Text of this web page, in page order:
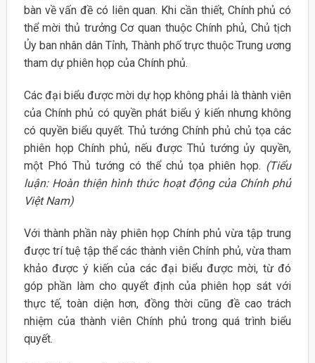
bàn về vấn đề có liên quan. Khi cần thiết, Chính phủ có
thể mời thủ trưởng Cơ quan thuộc Chính phủ, Chủ tịch
Ủy ban nhân dân Tỉnh, Thành phố trực thuộc Trung ương
tham dự phiên họp của Chính phủ.
Các đại biểu được mời dự họp không phải là thành viên
của Chính phủ có quyền phát biểu ý kiến nhưng không
có quyền biểu quyết. Thủ tướng Chính phủ chủ tọa các
phiên họp Chính phủ, nếu được Thủ tướng ủy quyền,
một Phó Thủ tướng có thể chủ tọa phiên họp. (Tiểu
luận: Hoàn thiện hình thức hoạt động của Chính phủ
Việt Nam)
Với thành phần này phiên họp Chính phủ vừa tập trung
được trí tuệ tập thể các thành viên Chính phủ, vừa tham
khảo được ý kiến của các đại biểu được mời, từ đó
góp phần làm cho quyết định của phiên họp sát với
thực tế, toàn diện hơn, đồng thời cũng đề cao trách
nhiệm của thành viên Chính phủ trong quá trình biểu
quyết.